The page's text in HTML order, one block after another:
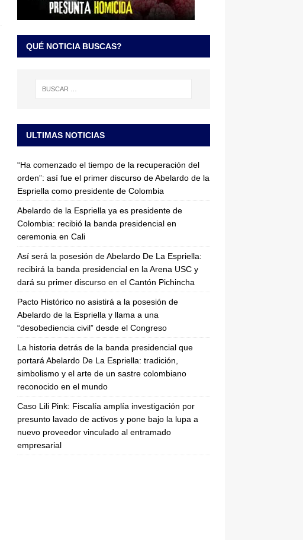
QUÉ NOTICIA BUSCAS?
ULTIMAS NOTICIAS
“Ha comenzado el tiempo de la recuperación del
orden”: así fue el primer discurso de Abelardo de la
Espriella como presidente de Colombia
Abelardo de la Espriella ya es presidente de
Colombia: recibió la banda presidencial en
ceremonia en Cali
Así será la posesión de Abelardo De La Espriella:
recibirá la banda presidencial en la Arena USC y
dará su primer discurso en el Cantón Pichincha
Pacto Histórico no asistirá a la posesión de
Abelardo de la Espriella y llama a una
“desobediencia civil” desde el Congreso
La historia detrás de la banda presidencial que
portará Abelardo De La Espriella: tradición,
simbolismo y el arte de un sastre colombiano
reconocido en el mundo
Caso Lili Pink: Fiscalía amplía investigación por
presunto lavado de activos y pone bajo la lupa a
nuevo proveedor vinculado al entramado
empresarial